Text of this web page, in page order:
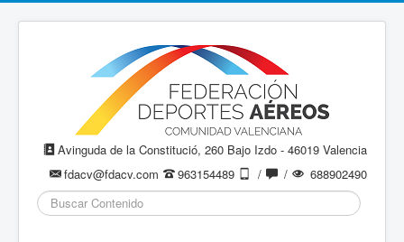
Avinguda de la Constitució, 260 Bajo Izdo - 46019 Valencia
fdacv@fdacv.com
963154489 / /
688902490
Buscar...